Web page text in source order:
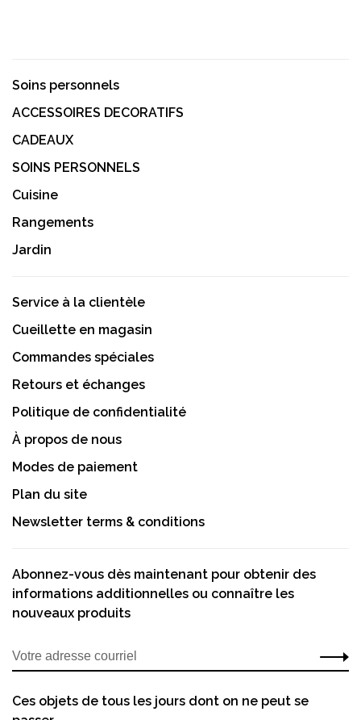
Soins personnels
ACCESSOIRES DECORATIFS
CADEAUX
SOINS PERSONNELS
Cuisine
Rangements
Jardin
Service à la clientèle
Cueillette en magasin
Commandes spéciales
Retours et échanges
Politique de confidentialité
À propos de nous
Modes de paiement
Plan du site
Newsletter terms & conditions
Abonnez-vous dès maintenant pour obtenir des
informations additionnelles ou connaître les
nouveaux produits
Ces objets de tous les jours dont on ne peut se